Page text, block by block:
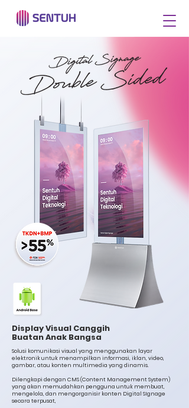
Display Visual Canggih
Buatan Anak Bangsa
Solusi komunikasi visual yang menggunakan layar
elektronik untuk menampilkan informasi, iklan, video,
gambar, atau konten multimedia yang dinamis.
Dilengkapi dengan CMS(Content Management System)
yang akan memudahkan pengguna untuk membuat,
mengelola, dan mengorganisir konten Digital SIgnage
secara terpusat,